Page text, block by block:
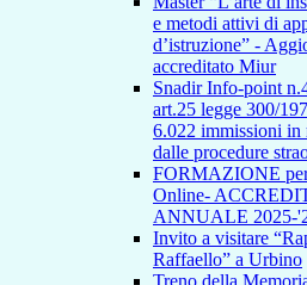
e metodi attivi di
d’istruzione” -
accreditato Miur
Snadir Info-point
art.25 legge 300/
6.022 immissioni in
dalle procedure
FORMAZIONE
Online-
ANNUALE 2025-
Invito a visitare
Raffaello” a Urbino